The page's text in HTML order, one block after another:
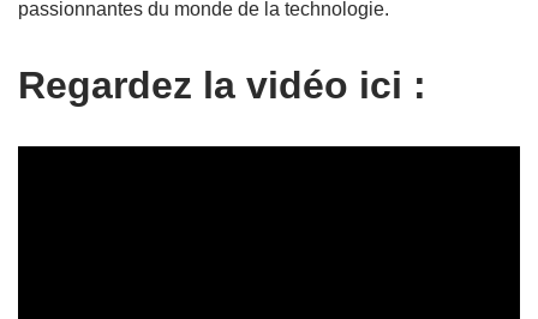
passionnantes du monde de la technologie.
Regardez la vidéo ici :